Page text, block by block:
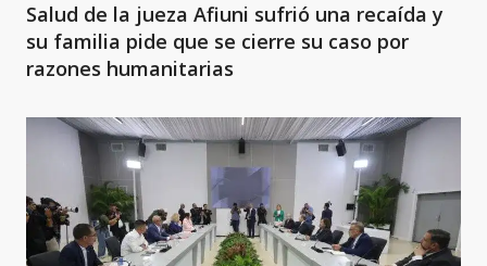
Salud de la jueza Afiuni sufrió una recaída y
su familia pide que se cierre su caso por
razones humanitarias